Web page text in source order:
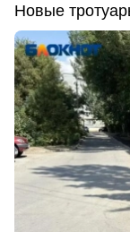
Новые